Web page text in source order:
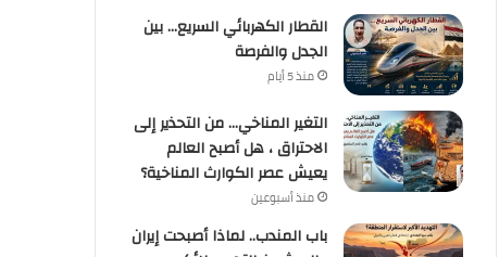
القطار الكهربائي السريع… بين
الجدل والفرصة
منذ 5 أيام
التغير المناخي… من التحذير إلى
الاحتراق ، هل أصبح العالم
يعيش عصر الكوارث المناخية؟
منذ أسبوعين
باب المندب.. لماذا أصبحت إيران